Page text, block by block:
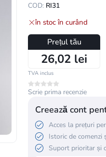
COD: RI31
în stoc în curând
Prețul tău
26,02 lei
TVA inclus
Scrie prima recenzie
Creează cont
Acces la prețuri
Istoric de comenzi
Suport prioritar și